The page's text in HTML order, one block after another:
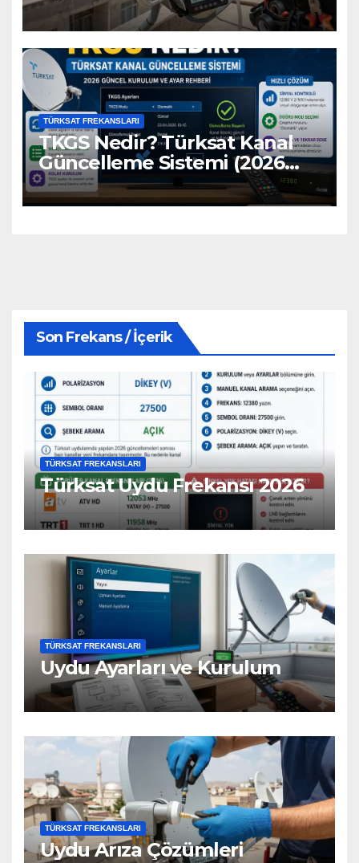
TÜRKSAT FREKANSLARI
TKGS Nedir? Türksat Kanal
Güncelleme Sistemi (2026
Ayarları)
Son Frekans / İçerik
TÜRKSAT FREKANSLARI
Türksat Uydu Frekansı 2026
TÜRKSAT FREKANSLARI
Uydu Ayarları ve Kurulum
TÜRKSAT FREKANSLARI
Uydu Arıza Çözümleri